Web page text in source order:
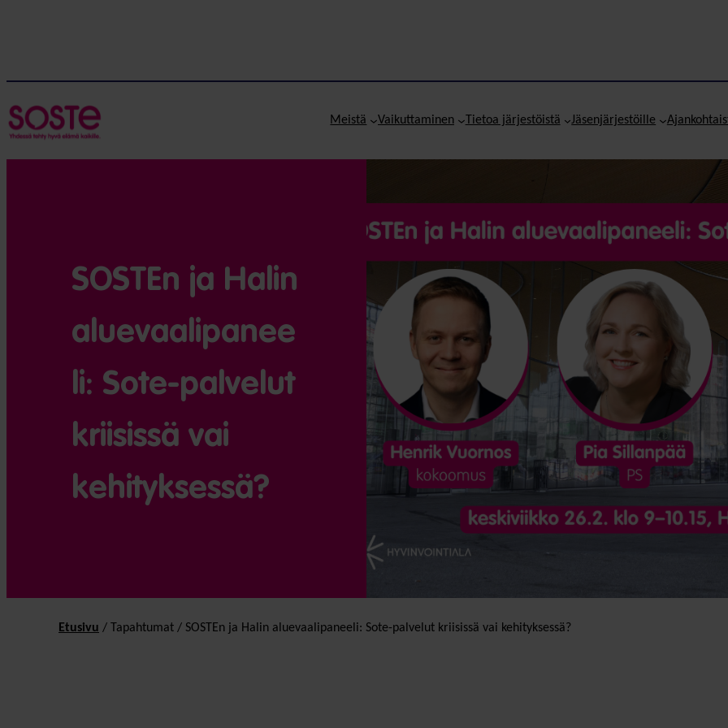
Meistä Vaikuttaminen Tietoa järjestöistä Jäsenjärjestöille
SOSTEn ja Halin
aluevaalipanee
li: Sote-palvelut
kriisissä vai
kehityksessä?
Etusivu / Tapahtumat / SOSTEn ja Halin aluevaalipaneeli: Sote-palvelut kriisissä vai kehityksessä?